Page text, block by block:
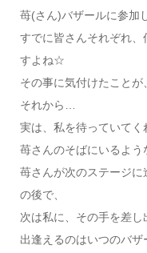
苺(さん)バザールに参加
すでに皆さんそれぞれ
すよね☆
その事に気付けたことが
それから…
実は、私を待っていてく
苺さんのそばにいるよ
苺さんが次のステージ
の後で、
次は私に、その手を差し
出逢えるのはいつのバザ